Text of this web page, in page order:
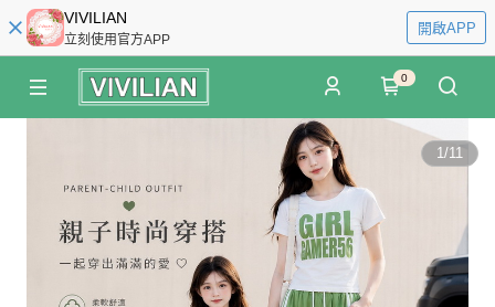
VIVILIAN
立刻使用官方APP
開啟APP
0
1/11